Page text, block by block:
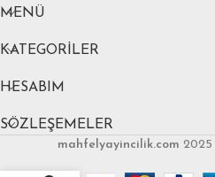
MENÜ
KATEGORILER
HESABIM
SÖZLEŞEMELER
mahfelyayincilik.com 2025